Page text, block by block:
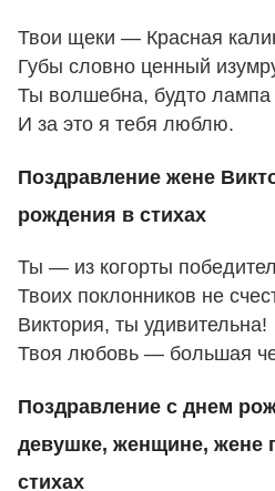
Твои щеки — Красная
Губы словно ценный
Ты волшебна, будто
И за это я тебя люблю.
Поздравление жене
рождения в стихах
Ты — из когорты
Твоих поклонников не
Виктория, ты удивительна!
Твоя любовь — большая
Поздравление с днем
девушке, женщине, жене
стихах